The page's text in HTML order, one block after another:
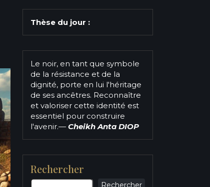
Thèse du jour :
Le noir, en tant que symbole
de la résistance et de la
dignité, porte en lui l'héritage
de ses ancêtres. Reconnaître
et valoriser cette identité est
essentiel pour construire
l'avenir.— Cheikh Anta DIOP
Rechercher
Rechercher